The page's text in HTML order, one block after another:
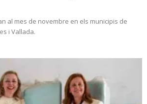
al mes de novembre en els municipis de
i Vallada.